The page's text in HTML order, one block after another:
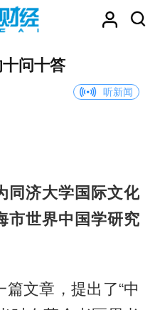
问十答
听新闻
同济大学国际文化
市世界中国学研究
文章，提出了“中